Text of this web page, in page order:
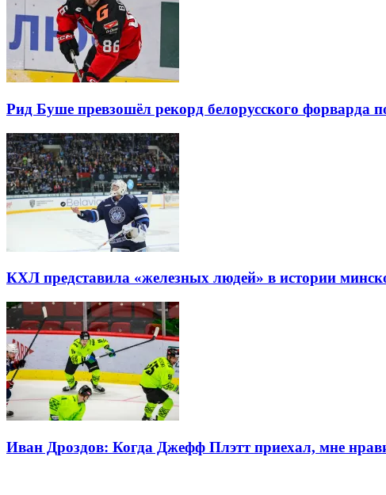
Рид Буше превзошёл рекорд белорусского форварда
КХЛ представила «железных людей» в истории
Иван Дроздов: Когда Джефф Плэтт приехал, мне